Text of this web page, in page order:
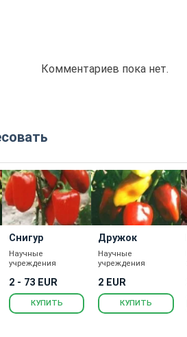
Комментариев пока нет.
Снигур
Научные
учреждения
2 - 73 EUR
КУПИТЬ
Дружок
Научные
учреждения
2 EUR
КУПИТЬ